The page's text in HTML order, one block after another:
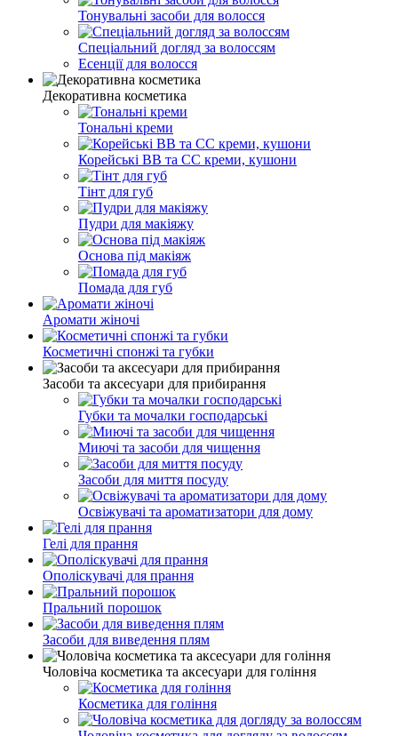
Тонувальні засоби для волосся
Спеціальний догляд за волоссям
Есенції для волосся
Декоративна косметика
Тональні креми
Корейські ВВ та СС креми, кушони
Тінт для губ
Пудри для макіяжу
Основа під макіяж
Помада для губ
Аромати жіночі
Косметичні спонжі та губки
Засоби та аксесуари для прибирання
Губки та мочалки господарські
Миючі та засоби для чищення
Засоби для миття посуду
Освіжувачі та ароматизатори для дому
Гелі для прання
Ополіскувачі для прання
Пральний порошок
Засоби для виведення плям
Чоловіча косметика та аксесуари для гоління
Косметика для гоління